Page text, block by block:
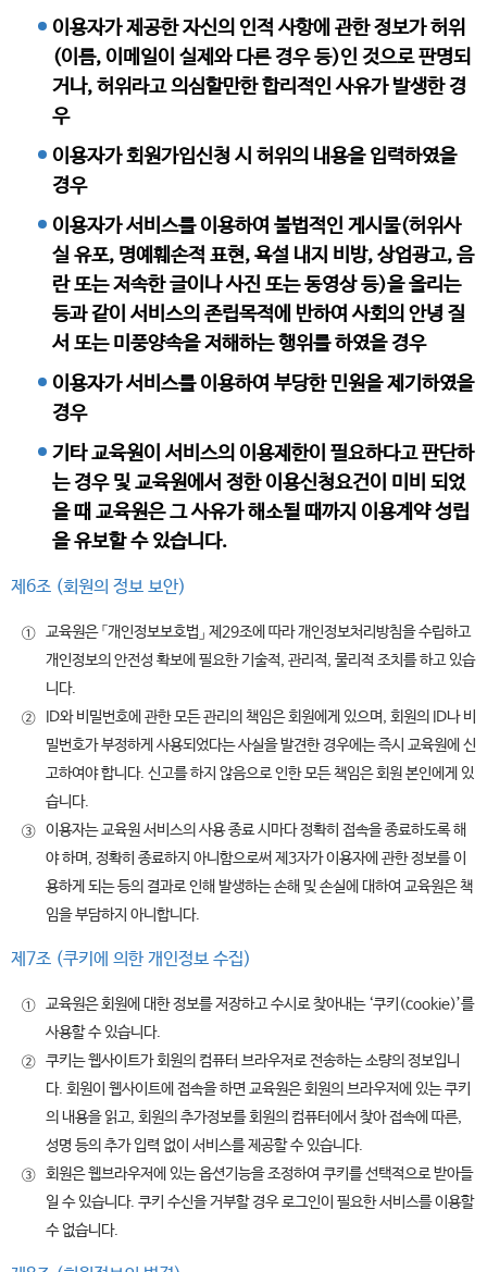
이용자가 제공한 자신의 인적 사항에 관한 정보가 허위
(이름, 이메일이 실제와 다른 경우 등)인 것으로 판명되
거나, 허위라고 의심할만한 합리적인 사유가 발생한 경
우
이용자가 회원가입신청 시 허위의 내용을 입력하였을
경우
이용자가 서비스를 이용하여 불법적인 게시물(허위사
실 유포, 명예훼손적 표현, 욕설 내지 비방, 상업광고, 음
란 또는 저속한 글이나 사진 또는 동영상 등)을 올리는
등과 같이 서비스의 존립목적에 반하여 사회의 안녕 질
서 또는 미풍양속을 저해하는 행위를 하였을 경우
이용자가 서비스를 이용하여 부당한 민원을 제기하였을
경우
기타 교육원이 서비스의 이용제한이 필요하다고 판단하
는 경우 및 교육원에서 정한 이용신청요건이 미비 되었
을 때 교육원은 그 사유가 해소될 때까지 이용계약 성립
을 유보할 수 있습니다.
제6조 (회원의 정보 보안)
①
교육원은 「개인정보보호법」 제29조에 따라 개인정보처리방침을 수립하고
개인정보의 안전성 확보에 필요한 기술적, 관리적, 물리적 조치를 하고 있습
니다.
②
ID와 비밀번호에 관한 모든 관리의 책임은 회원에게 있으며, 회원의 ID나 비
밀번호가 부정하게 사용되었다는 사실을 발견한 경우에는 즉시 교육원에 신
고하여야 합니다. 신고를 하지 않음으로 인한 모든 책임은 회원 본인에게 있
습니다.
③
이용자는 교육원 서비스의 사용 종료 시마다 정확히 접속을 종료하도록 해
야 하며, 정확히 종료하지 아니함으로써 제3자가 이용자에 관한 정보를 이
용하게 되는 등의 결과로 인해 발생하는 손해 및 손실에 대하여 교육원은 책
임을 부담하지 아니합니다.
제7조 (쿠키에 의한 개인정보 수집)
①
교육원은 회원에 대한 정보를 저장하고 수시로 찾아내는 ‘쿠키(cookie)’를
사용할 수 있습니다.
②
쿠키는 웹사이트가 회원의 컴퓨터 브라우저로 전송하는 소량의 정보입니
다. 회원이 웹사이트에 접속을 하면 교육원은 회원의 브라우저에 있는 쿠키
의 내용을 읽고, 회원의 추가정보를 회원의 컴퓨터에서 찾아 접속에 따른,
성명 등의 추가 입력 없이 서비스를 제공할 수 있습니다.
③
회원은 웹브라우저에 있는 옵션기능을 조정하여 쿠키를 선택적으로 받아들
일 수 있습니다. 쿠키 수신을 거부할 경우 로그인이 필요한 서비스를 이용할
수 없습니다.